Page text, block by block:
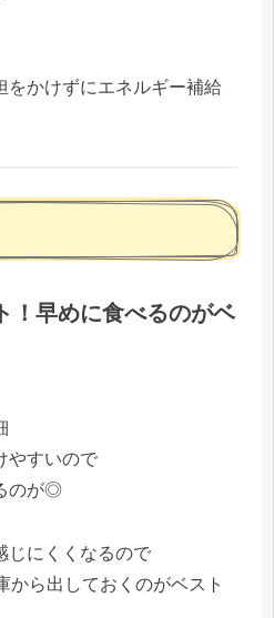
をかけずにエネルギー補給
！早めに食べるのがベ
やすいので
のが◎
じにくくなるので
から出しておくのがベスト